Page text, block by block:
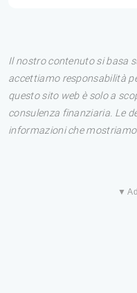
Il nostro contenuto si basa
accettiamo responsabilità
questo sito web è solo a
consulenza finanziaria. Le
informazioni che
▼